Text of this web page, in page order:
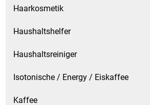
Spirituosen
Tee
Teigwaren
Textilien
Haarkosmetik
Haushaltshelfer
Haushaltsreiniger
Isotonische / Energy / Eiskaffee
Kaffee